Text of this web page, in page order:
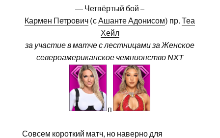
— Четвёртый бой –
Кармен Петрович (сАшанте Адонисом) пр.Теа
Хейл
за участие в матче с лестницами за Женское
североамериканское чемпионство NXT
п
Совсем короткий матч, но наверно для